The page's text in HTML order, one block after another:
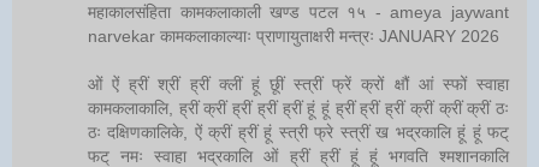
महाकालसंहिता कामकलाकाली खण्ड पटल १५ - ameya jaywant
narvekar कामकलाकाल्याः प्राणायुताक्षरी मन्त्रः JANUARY 2026
ओं ऐं ह्रीं श्रीं ह्रीं क्लीं हूं छूीं स्त्रीं फ्रें क्रों क्षौं आं स्फों स्वाहा
कामकलाकालि, ह्रीं क्रीं ह्रीं ह्रीं ह्रीं हूं हूं ह्रीं ह्रीं ह्रीं क्रीं क्रीं क्रीं ठः
ठः दक्षिणकालिके, ऐं क्रीं ह्रीं हूं स्त्री फ्रे स्त्रीं ख भद्रकालि हूं हूं फट्
फट् नमः स्वाहा भद्रकालि ओं ह्रीं ह्रीं हूं हूं भगवति श्मशानकालि